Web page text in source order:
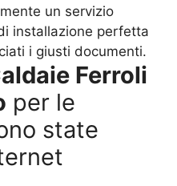
un servizio
installazione perfetta
i giusti documenti.
Ferroli
per le
state